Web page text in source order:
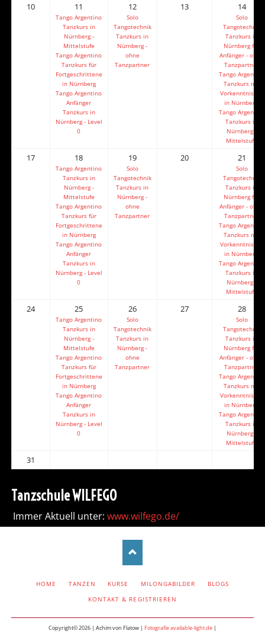
10 11
Tango Argentino
Tanzkurs in
Nürnberg -
Mittelstufe
Tango Argentino
Tanzkurs für
Fortgeschrittene
in Nürnberg
Tango Argentino
Anfänger
Tanzkurs in
Nürnberg - Level
0
12
Solo
Tangotechnik
Tanzkurs in
Nürnberg -
ohne
Tanzpartner
13 14
Solo
Tangotechnik
Tanzkurs in
Nürnberg für
Anfänger - ohne
Tanzpartner
Tango Argentino
Tanzkurs mit
Vorkenntnissen
in Nürnberg
Tango Argentino
Tanzkurs in
Nürnberg -
Mittelstufe
17 18
Tango Argentino
Tanzkurs in
Nürnberg -
Mittelstufe
Tango Argentino
Tanzkurs für
Fortgeschrittene
in Nürnberg
Tango Argentino
Anfänger
Tanzkurs in
Nürnberg - Level
0
19
Solo
Tangotechnik
Tanzkurs in
Nürnberg -
ohne
Tanzpartner
20 21
Solo
Tangotechnik
Tanzkurs in
Nürnberg für
Anfänger - ohne
Tanzpartner
Tango Argentino
Tanzkurs mit
Vorkenntnissen
in Nürnberg
Tango Argentino
Tanzkurs in
Nürnberg -
Mittelstufe
24 25
Tango Argentino
Tanzkurs in
Nürnberg -
Mittelstufe
Tango Argentino
Tanzkurs für
Fortgeschrittene
in Nürnberg
Tango Argentino
Anfänger
Tanzkurs in
Nürnberg - Level
0
26
Solo
Tangotechnik
Tanzkurs in
Nürnberg -
ohne
Tanzpartner
27 28
Solo
Tangotechnik
Tanzkurs in
Nürnberg für
Anfänger - ohne
Tanzpartner
Tango Argentino
Tanzkurs mit
Vorkenntnissen
in Nürnberg
Tango Argentino
Tanzkurs in
Nürnberg -
Mittelstufe
31
Tanzschule WILFEGO
Immer Aktuell unter: www.wilfego.de/
HOME TANZEN KURSE MILONGABILDER
BLOGS
KONTAKT & REGISTRIEREN
Copyright© 2026 | Achim von Flatow | Fotografie available-light.de|